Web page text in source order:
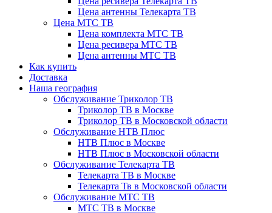
Цена антенны Телекарта ТВ
Цена МТС ТВ
Цена комплекта МТС ТВ
Цена ресивера МТС ТВ
Цена антенны МТС ТВ
Как купить
Доставка
Наша география
Обслуживание Триколор ТВ
Триколор ТВ в Москве
Триколор ТВ в Московской области
Обслуживание НТВ Плюс
НТВ Плюс в Москве
НТВ Плюс в Московской области
Обслуживание Телекарта ТВ
Телекарта ТВ в Москве
Телекарта Тв в Московской области
Обслуживание МТС ТВ
МТС ТВ в Москве